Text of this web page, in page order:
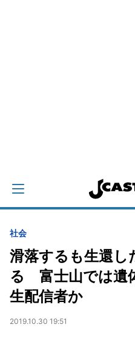
社会
滑落するも生還し
る 富士山では遺
生配信者か
2019.10.30 19:51